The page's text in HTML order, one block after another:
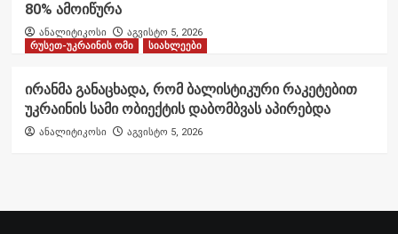
80% ამოიწურა
ანალიტიკოსი
აგვისტო 5, 2026
რუსეთ-უკრაინის ომი
სიახლეები
ირანმა განაცხადა, რომ ბალისტიკური რაკეტებით
უკრაინის სამი ობიექტის დაბომბვას აპირებდა
ანალიტიკოსი აგვისტო 5, 2026